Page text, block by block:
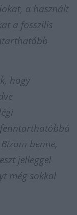
a használt
a fosszilis
hogy
benne,
jelleggel
még sokkal